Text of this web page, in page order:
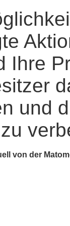
Ihre
und
von der